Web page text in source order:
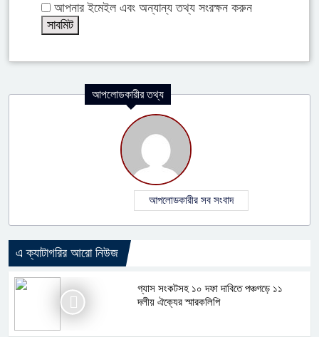
আপনার ইমেইল এবং অন্যান্য তথ্য সংরক্ষন করুন
আপলোডকারীর তথ্য
আপলোডকারীর সব সংবাদ
এ ক্যাটাগরির আরো নিউজ
গ্যাস সংকটসহ ১০ দফা দাবিতে পঞ্চগড়ে ১১
দলীয় ঐক্যের স্মারকলিপি